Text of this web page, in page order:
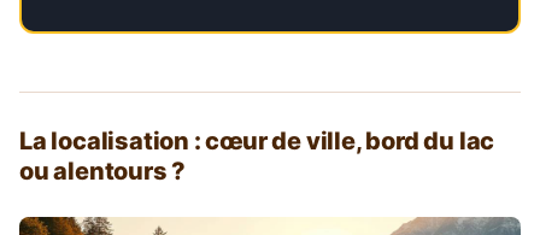
La localisation : cœur de ville, bord du lac
ou alentours ?